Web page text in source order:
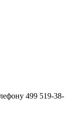
499 519-38-